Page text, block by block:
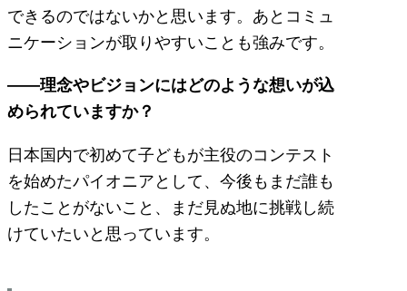
できるのではないかと思います。あとコミュ
ニケーションが取りやすいことも強みです。
――理念やビジョンにはどのような想いが込
められていますか？
日本国内で初めて子どもが主役のコンテスト
を始めたパイオニアとして、今後もまだ誰も
したことがないこと、まだ見ぬ地に挑戦し続
けていたいと思っています。